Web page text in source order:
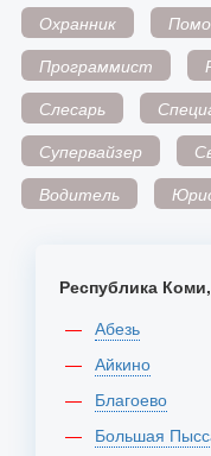
Охранник
Программист
Слесарь
Супервайзер
Водитель
Республика
Абезь
Айкино
Благоево
Большая